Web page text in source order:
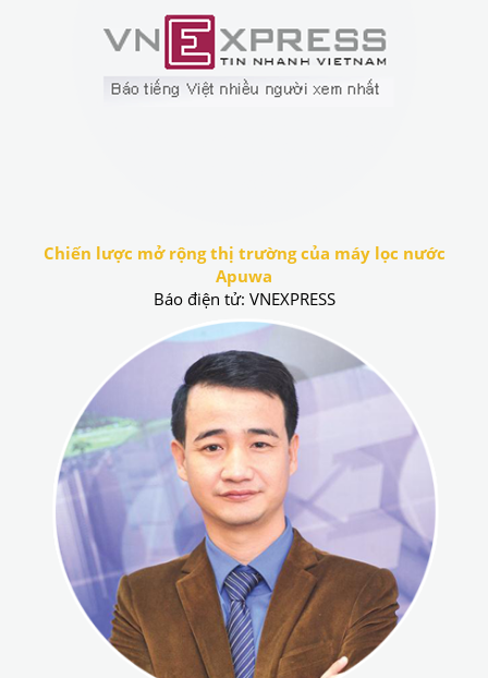
Chiến lược mở rộng thị trường của máy lọc nước
Apuwa
Báo điện tử: VNEXPRESS